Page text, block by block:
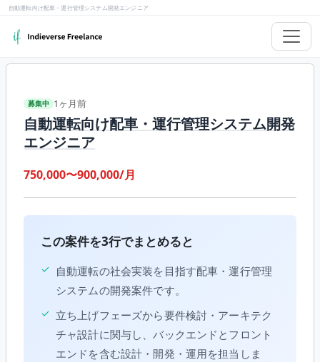
自動運転向け配車・運行管理システム開発エンジニア
募集中 1ヶ月前
自動運転向け配車・運行管理システム開発
エンジニア
750,000〜900,000/月
この案件を3行でまとめると
✓ 自動運転の社会実装を目指す配車・運行管理
システムの開発案件です。
✓ 立ち上げフェーズから要件検討・アーキテク
チャ設計に関与し、バックエンドとフロント
エンドを含む設計・開発・運用を担当しま